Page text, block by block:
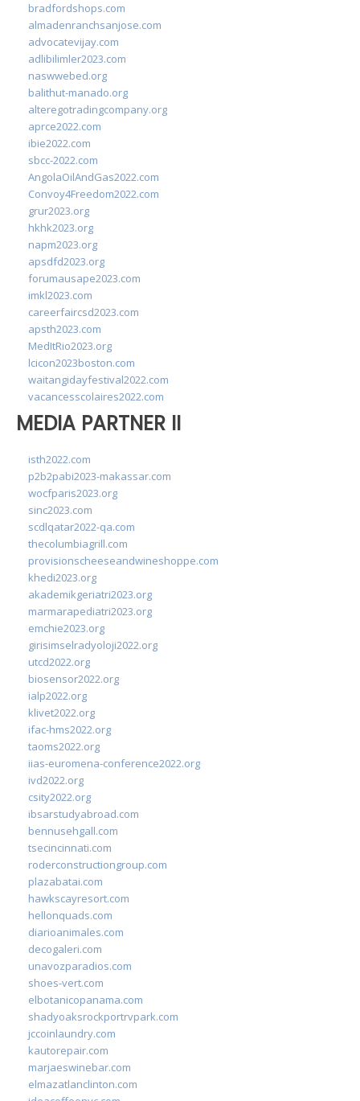
bradfordshops.com
almadenranchsanjose.com
advocatevijay.com
adlibilimler2023.com
naswwebed.org
balithut-manado.org
alteregotradingcompany.org
aprce2022.com
ibie2022.com
sbcc-2022.com
AngolaOilAndGas2022.com
Convoy4Freedom2022.com
grur2023.org
hkhk2023.org
napm2023.org
apsdfd2023.org
forumausape2023.com
imkl2023.com
careerfaircsd2023.com
apsth2023.com
MedItRio2023.org
lcicon2023boston.com
waitangidayfestival2022.com
vacancesscolaires2022.com
MEDIA PARTNER II
isth2022.com
p2b2pabi2023-makassar.com
wocfparis2023.org
sinc2023.com
scdlqatar2022-qa.com
thecolumbiagrill.com
provisionscheeseandwineshoppe.com
khedi2023.org
akademikgeriatri2023.org
marmarapediatri2023.org
emchie2023.org
girisimselradyoloji2022.org
utcd2022.org
biosensor2022.org
ialp2022.org
klivet2022.org
ifac-hms2022.org
taoms2022.org
iias-euromena-conference2022.org
ivd2022.org
csity2022.org
ibsarstudyabroad.com
bennusehgall.com
tsecincinnati.com
roderconstructiongroup.com
plazabatai.com
hawkscayresort.com
hellonquads.com
diarioanimales.com
decogaleri.com
unavozparadios.com
shoes-vert.com
elbotanicopanama.com
shadyoaksrockportrvpark.com
jccoinlaundry.com
kautorepair.com
marjaeswinebar.com
elmazatlanclinton.com